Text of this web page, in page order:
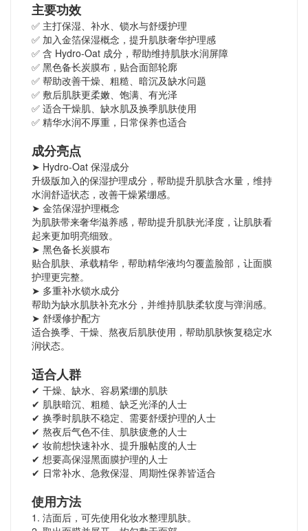
主要功效
✅ 主打保湿、补水、锁水与舒缓护理
✅ 加入金箔保湿概念，提升肌肤奢华护理感
✅ 含 Hydro-Oat 成分，帮助维持肌肤水润屏障
✅ 黑色备长炭膜布，贴合面部轮廓
✅ 帮助改善干燥、粗糙、暗沉及缺水问题
✅ 敷后肌肤更柔嫩、饱满、有光泽
✅ 适合干燥肌、缺水肌及换季肌肤使用
✅ 精华水润不厚重，日常保养也适合
成分亮点
➤ Hydro-Oat 保湿成分
升级版加入的保湿护理成分，帮助提升肌肤含水量，维持
水润舒适状态，改善干燥紧绷感。
➤ 金箔保湿护理概念
为肌肤带来奢华滋养感，帮助提升肌肤光泽度，让肌肤看
起来更加明亮细致。
➤ 黑色备长炭膜布
贴合肌肤、承载精华，帮助精华液均匀覆盖脸部，让面膜
护理更完整。
➤ 多重补水锁水成分
帮助为缺水肌肤补充水分，并维持肌肤柔软度与弹润感。
➤ 舒缓修护配方
适合换季、干燥、熬夜后肌肤使用，帮助肌肤恢复稳定水
润状态。
适合人群
✔ 干燥、缺水、容易紧绷的肌肤
✔ 肌肤暗沉、粗糙、缺乏光泽的人士
✔ 换季时肌肤不稳定、需要舒缓护理的人士
✔ 熬夜后气色不佳、肌肤疲惫的人士
✔ 妆前想快速补水、提升服帖度的人士
✔ 想要高保湿黑面膜护理的人士
✔ 日常补水、急救保湿、周期性保养皆适合
使用方法
1. 洁面后，可先使用化妆水整理肌肤。